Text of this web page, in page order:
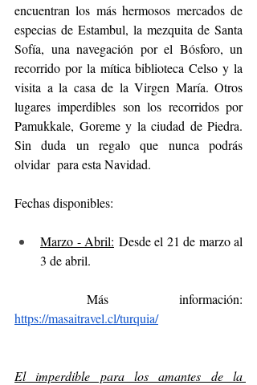
encuentran los más hermosos mercados de
especias de Estambul, la mezquita de Santa
Sofía, una navegación por el Bósforo, un
recorrido por la mítica biblioteca Celso y la
visita a la casa de la Virgen María. Otros
lugares imperdibles son los recorridos por
Pamukkale, Goreme y la ciudad de Piedra.
Sin duda un regalo que nunca podrás
olvidar  para esta Navidad.
Fechas disponibles:
Marzo - Abril: Desde el 21 de marzo al
3 de abril.
https://masaitravel.cl/turquia/
El imperdible para los amantes de la